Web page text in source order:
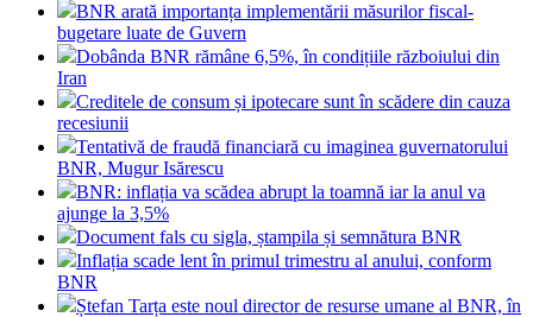
BNR arată importanța implementării măsurilor fiscal-
bugetare luate de Guvern
Dobânda BNR rămâne 6,5%, în condițiile războiului din
Iran
Creditele de consum și ipotecare sunt în scădere din cauza
recesiunii
Tentativă de fraudă financiară cu imaginea guvernatorului
BNR, Mugur Isărescu
BNR: inflația va scădea abrupt la toamnă iar la anul va
ajunge la 3,5%
Document fals cu sigla, ștampila și semnătura BNR
Inflația scade lent în primul trimestru al anului, conform
BNR
Ștefan Tarța este noul director de resurse umane al BNR, în